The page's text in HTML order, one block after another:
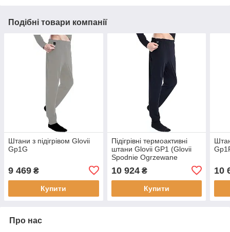
Подібні товари компанії
Штани з підігрівом Glovii
Gp1G
9 469 ₴
Купити
Підігрівні термоактивні
штани Glovii GP1 (Glovii
Spodnie Ogrzewane
10 924₴
Купити
10
Про нас